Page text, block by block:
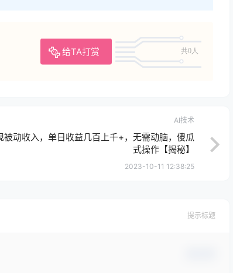
给TA打赏 共0人
AI技术
被动收入，单日收益几百上千+，无需动脑，傻瓜
式操作【揭秘】
2023-10-11 12:38:25
提示标题